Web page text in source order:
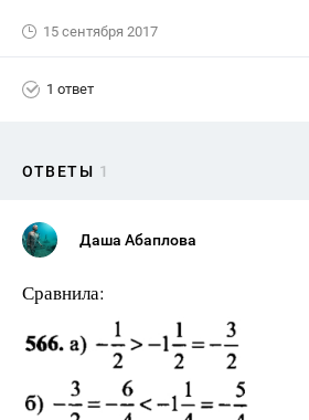
15 сентября 2017
1 ответ
ОТВЕТЫ 1
Даша Абаплова
Сравнила: